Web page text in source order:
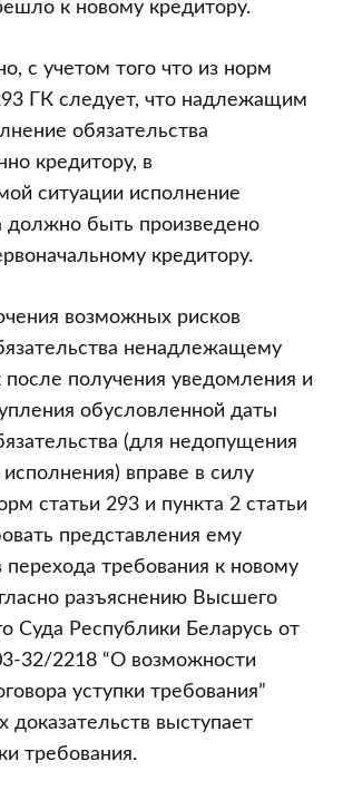
к новому кредитору.
с учетом того что из норм
ГК следует, что надлежащим
обязательства
кредитору, в
ситуации исполнение
должно быть произведено
кредитору.
возможных рисков
ненадлежащему
получения уведомления и
обусловленной даты
(для недопущения
исполнения) вправе в силу
статьи 293 и пункта 2 статьи
представления ему
перехода требования к новому
разъяснению Высшего
Суда Республики Беларусь от
32/2218 “О возможности
уступки требования”
доказательств выступает
требования.